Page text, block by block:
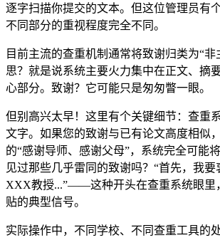
逐字扫描你提交的文本。但这位管理员
不同部分的重视程度完全不同。
目前主流的查重机制通常将致谢归类为“非
思？就是说系统主要火力集中在正文、摘
心部分。致谢？它可能只是匆匆瞥一眼。
但别高兴太早！这里有个关键细节：查重
文字。如果您的致谢与已有论文高度相似
的“感谢导师、感谢父母”，系统完全可能
见过那些几乎雷同的致谢吗？“首先，我
XXX教授...”——这种开头在查重系统眼里
贴的典型信号。
实际操作中，不同学校、不同查重工具的